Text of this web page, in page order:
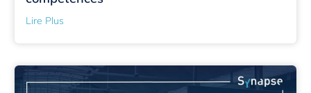
Lire Plus